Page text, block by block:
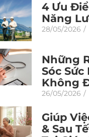
4 Ưu
Năng
28/05/2026 /
Những
Sóc Sức
Không
26/05/2026 /
Giúp
& Sau